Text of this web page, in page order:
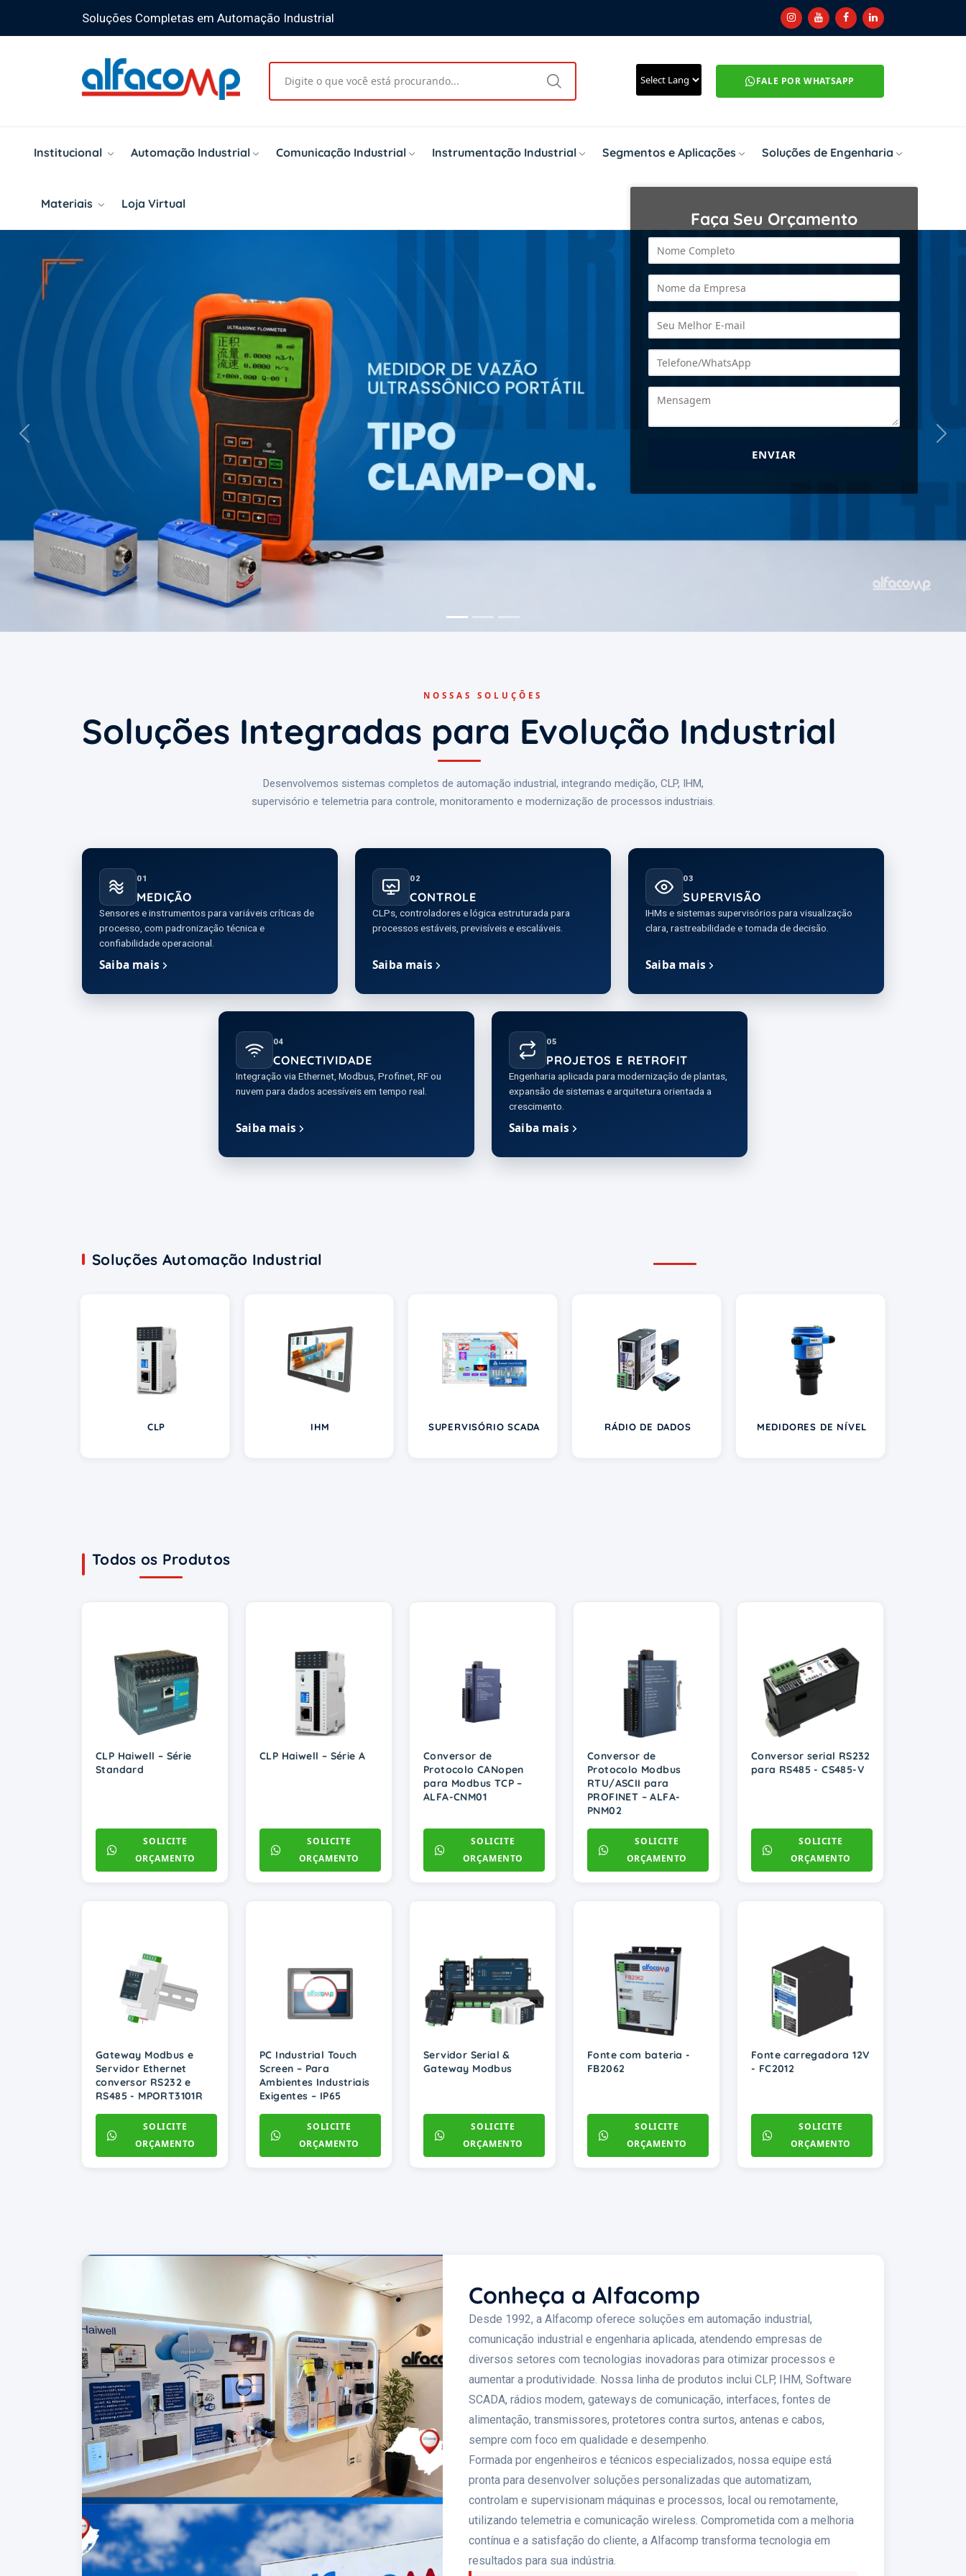
Soluções Completas em Automação Industrial
FALE POR WHATSAPP
Institucional Automação Industrial Comunicação Industrial Instrumentação Industrial Segmentos e Aplicações Soluções de Engenharia
Materiais Loja Virtual
Previous Next
Faça Seu Orçamento
ENVIAR
NOSSAS SOLUÇÕES
Soluções Integradas para Evolução Industrial
Desenvolvemos sistemas completos de automação industrial, integrando medição, CLP, IHM,
supervisório e telemetria para controle, monitoramento e modernização de processos industriais.
01
MEDIÇÃO
Sensores e instrumentos para variáveis críticas de
processo, com padronização técnica e
confiabilidade operacional.
Saiba mais
02
CONTROLE
CLPs, controladores e lógica estruturada para
processos estáveis, previsíveis e escaláveis.
Saiba mais
03
SUPERVISÃO
IHMs e sistemas supervisórios para visualização
clara, rastreabilidade e tomada de decisão.
Saiba mais
04
CONECTIVIDADE
Integração via Ethernet, Modbus, Profinet, RF ou
nuvem para dados acessíveis em tempo real.
Saiba mais
05
PROJETOS E RETROFIT
Engenharia aplicada para modernização de plantas,
expansão de sistemas e arquitetura orientada a
crescimento.
Saiba mais
Soluções Automação Industrial
CLP IHM SUPERVISÓRIO SCADA RÁDIO DE DADOS MEDIDORES DE NÍVEL
Todos os Produtos
CLP Haiwell – Série
Standard
SOLICITE
ORÇAMENTO
CLP Haiwell – Série A
SOLICITE
ORÇAMENTO
Conversor de
Protocolo CANopen
para Modbus TCP –
ALFA-CNM01
SOLICITE
ORÇAMENTO
Conversor de
Protocolo Modbus
RTU/ASCII para
PROFINET – ALFA-
PNM02
SOLICITE
ORÇAMENTO
Conversor serial RS232
para RS485 - CS485-V
SOLICITE
ORÇAMENTO
Gateway Modbus e
Servidor Ethernet
conversor RS232 e
RS485 - MPORT3101R
SOLICITE
ORÇAMENTO
PC Industrial Touch
Screen – Para
Ambientes Industriais
Exigentes – IP65
SOLICITE
ORÇAMENTO
Servidor Serial &
Gateway Modbus
SOLICITE
ORÇAMENTO
Fonte com bateria -
FB2062
SOLICITE
ORÇAMENTO
Fonte carregadora 12V
- FC2012
SOLICITE
ORÇAMENTO
Conheça a Alfacomp
Desde 1992, a Alfacomp oferece soluções em automação industrial,
comunicação industrial e engenharia aplicada, atendendo empresas de
diversos setores com tecnologias inovadoras para otimizar processos e
aumentar a produtividade. Nossa linha de produtos inclui CLP, IHM, Software
SCADA, rádios modem, gateways de comunicação, interfaces, fontes de
alimentação, transmissores, protetores contra surtos, antenas e cabos,
sempre com foco em qualidade e desempenho.
Formada por engenheiros e técnicos especializados, nossa equipe está
pronta para desenvolver soluções personalizadas que automatizam,
controlam e supervisionam máquinas e processos, local ou remotamente,
utilizando telemetria e comunicação wireless. Comprometida com a melhoria
contínua e a satisfação do cliente, a Alfacomp transforma tecnologia em
resultados para sua indústria.